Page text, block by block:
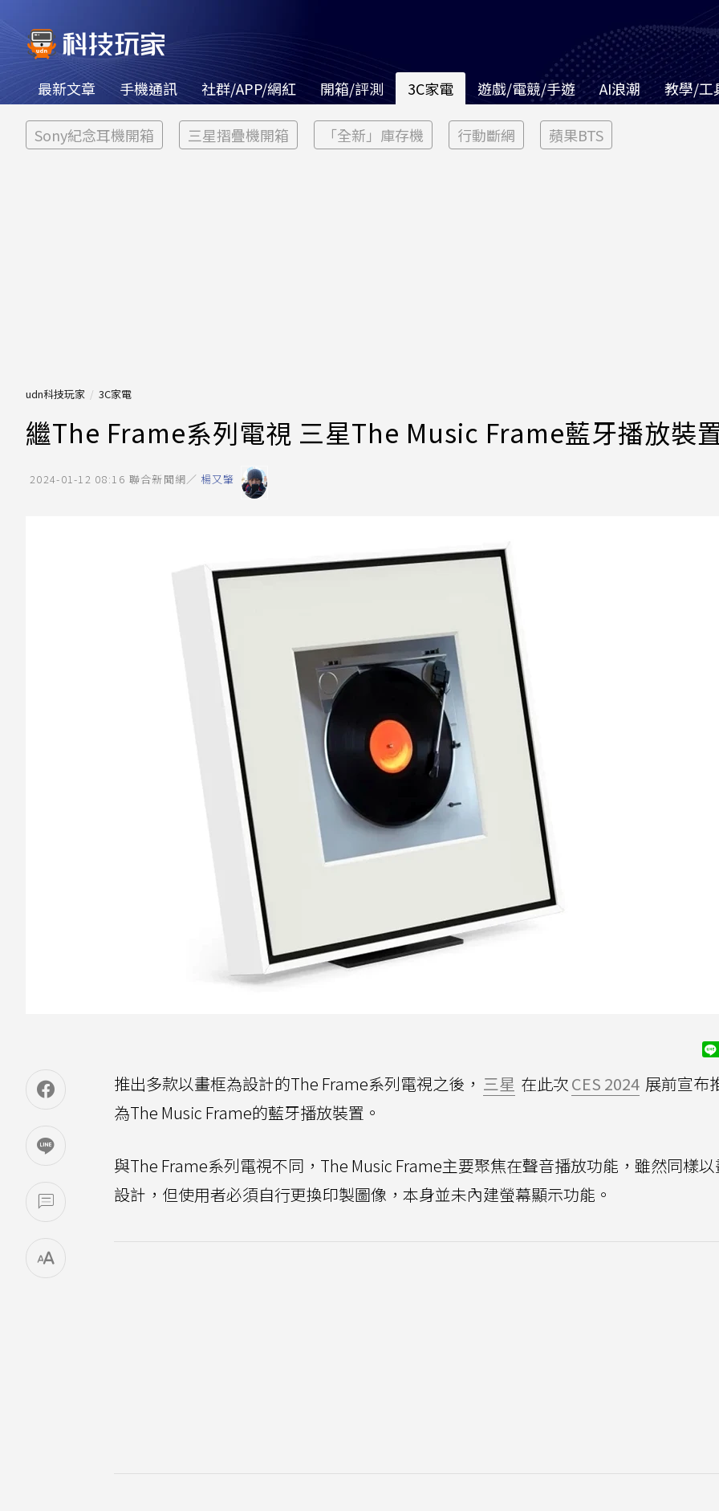
最新文章 手機通訊 社群/APP/網紅 開箱/評測 3C家電 遊戲/電競/手遊 AI浪潮 教學/工
Sony紀念耳機開箱 三星摺疊機開箱 「全新」庫存機 行動斷網 蘋果BTS
udn科技玩家 3C家電
繼The Frame系列電視 三星The Music Frame藍牙播放裝
2024-01-12 08:16 聯合新聞網／ 楊又肇
推出多款以畫框為設計的The Frame系列電視之後， 三星 在此次CES 2024 展前宣布
為The Music Frame的藍牙播放裝置。
與The Frame系列電視不同，The Music Frame主要聚焦在聲音播放功能，雖然同樣
設計，但使用者必須自行更換印製圖像，本身並未內建螢幕顯示功能。